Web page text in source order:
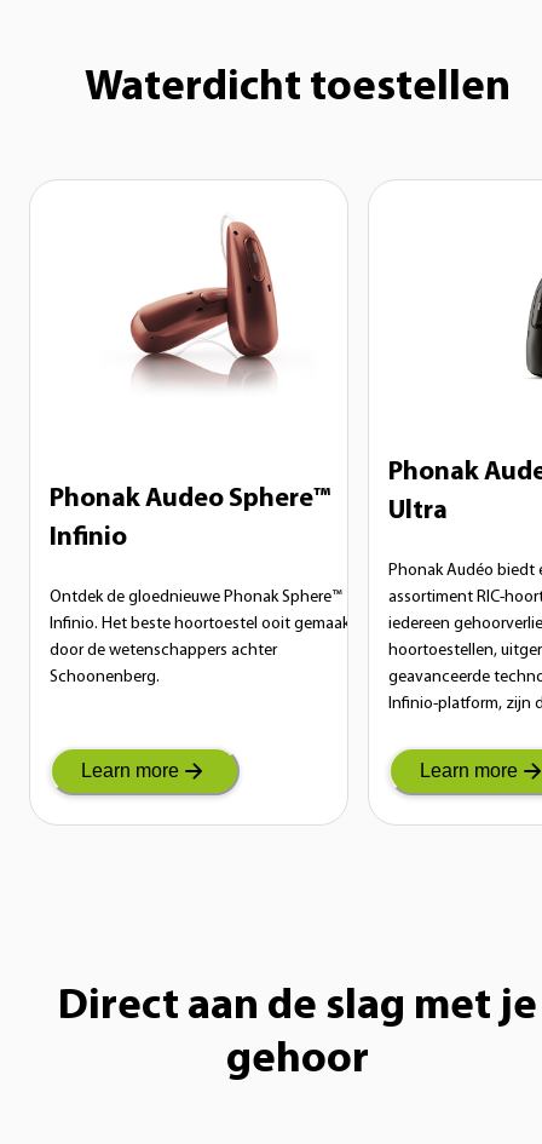
Waterdicht toestellen
Phonak Audeo Sphere™
Infinio
Ontdek de gloednieuwe Phonak Sphere™
Infinio. Het beste hoortoestel ooit gemaakt
door de wetenschappers achter
Schoonenberg.
Learn more
Phonak
Ultra
Phonak Audéo biedt
assortiment RIC-
iedereen
hoortoestellen,
geavanceerde
Infinio-platform, zijn
oplossing.
Learn more
Direct aan de slag met je
gehoor